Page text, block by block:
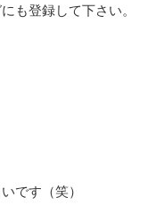
も登録して下さい。
です（笑）